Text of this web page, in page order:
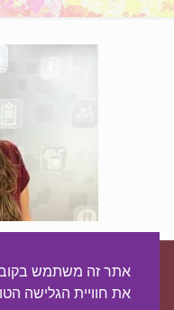
עיצוב ובניית
את חוויית הגלישה